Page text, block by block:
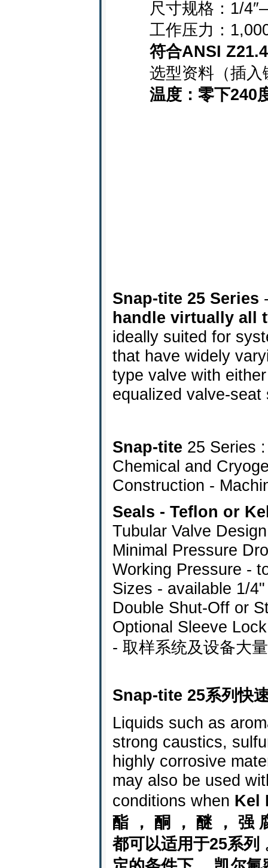
尺寸规格：1/
工作压力：1,000
符合ANSI
选型资料（插入
温度：零下240
Snap-tite 25 Series
handle virtually all
ideally suited for
that have widely
type valve with
equalized valve-seat
Snap-tite 25 Series
Chemical and
Construction -
Seals - Teflon or
Tubular Valve Design
Minimal Pressure
Working Pressure -
Sizes - available 1/
Double Shut-Off or
Optional Sleeve
- 取样系统及设备大
Snap-tite 25系列快
Liquids such as
strong caustics,
highly corrosive
may also be used
conditions when Kel
酯 ， 酮 ， 醚 ， 强
都可以适用于25系